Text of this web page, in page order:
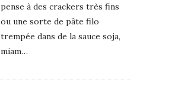
pense à des crackers très fins
ou une sorte de pâte filo
trempée dans de la sauce soja,
miam…